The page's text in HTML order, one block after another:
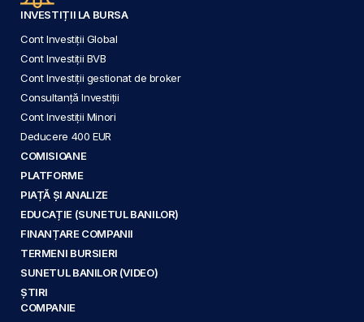
INVESTIȚII LA BURSA
Cont Investiții Global
Cont Investiții BVB
Cont Investiții gestionat de broker
Consultanță Investiții
Cont Investiții Minori
Deducere 400 EUR
COMISIOANE
PLATFORME
PIAȚĂ ȘI ANALIZE
EDUCAȚIE (SUNETUL BANILOR)
FINANȚARE COMPANII
TERMENI BURSIERI
SUNETUL BANILOR (VIDEO)
ȘTIRI
COMPANIE